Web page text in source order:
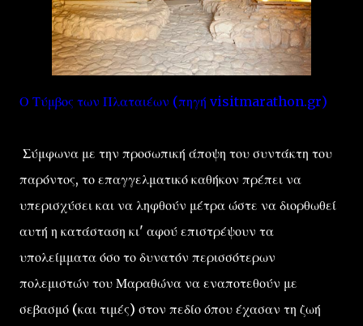
Ο Τύμβος των Πλαταιέων (πηγή visitmarathon.gr)
Σύμφωνα με την προσωπική άποψη του συντάκτη του
παρόντος, το επαγγελματικό καθήκον πρέπει να
υπερισχύσει και να ληφθούν μέτρα ώστε να διορθωθεί
αυτή η κατάσταση κι' αφού επιστρέψουν τα
υπολείμματα όσο το δυνατόν περισσότερων
πολεμιστών του Μαραθώνα να εναποτεθούν με
σεβασμό (και τιμές) στον πεδίο όπου έχασαν τη ζωή